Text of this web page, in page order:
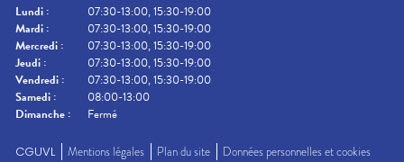
Lundi :
07:30-13:00, 15:30-19:00
Mardi :
07:30-13:00, 15:30-19:00
Mercredi :
07:30-13:00, 15:30-19:00
Jeudi :
07:30-13:00, 15:30-19:00
Vendredi :
07:30-13:00, 15:30-19:00
Samedi :
08:00-13:00
Dimanche : Fermé
CGUVL Mentions légales Plan du site Données personnelles et cookies